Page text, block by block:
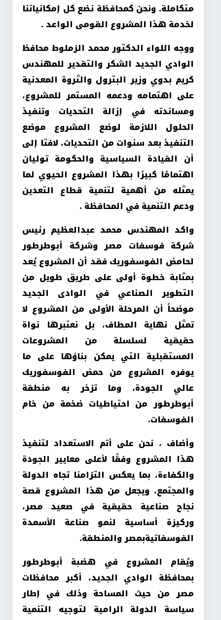
متكاملة. ونحن كمحافظة نضع كل إمكانياتنا
لخدمة هذا المشروع القومى الواعد .
ووجه اللواء الدكتور محمد الزملوط محافظ
الوادي الجديد الشكر والتقدير للمهندس
كريم بدوي وزير البترول والثروة المعدنية
على اهتمامه ودعمه المستمر للمشروع،
ومساندته في إزالة التحديات وتنفيذ
الحلول اللازمة لوضع المشروع موضع
التنفيذ بعد سنوات من التحديات، لافتا إلى
أن القيادة السياسية والحكومة توليان
اهتمامًا كبيرًا بهذا المشروع الحيوي لما
يمثله من أهمية لتنمية قطاع التعدين
ودعم التنمية في المحافظة .
واكد المهندس محمد عبدالعظيم رئيس
شركة فوسفات مصر وشركة أبوطرطور
لحامض الفوسفوريك فقد أن المشروع يُعد
بمثابة خطوة أولى على طريق طويل من
التطوير الصناعي في الوادى الجديد
موضحاً أن المرحلة الأولى من المشروع لا
تمثل نهاية المطاف، بل نعتبرها نواة
حقيقية لسلسلة من المشروعات
المستقبلية التي يمكن بناؤها على ما
يوفره المشروع من حمض الفوسفوريك
عالي الجودة، وما تزخر به منطقة
أبوطرطور من احتياطيات ضخمة من خام
الفوسفات.
وأضاف ، نحن على أتم الاستعداد لتنفيذ
هذا المشروع وفقًا لأعلى معايير الجودة
والكفاءة، بما يعكس التزامنا تجاه الدولة
والمجتمع، ويجعل من هذا المشروع قصة
نجاح صناعية حقيقية في صعيد مصر،
وركيزة أساسية لنمو صناعة الأسمدة
الفوسفاتيةبمصر والمنطقة.
ويُقام المشروع في هضبة أبوطرطور
بمحافظة الوادي الجديد، أكبر محافظات
مصر من حيث المساحة وذلك في إطار
سياسة الدولة الرامية لتوجيه التنمية